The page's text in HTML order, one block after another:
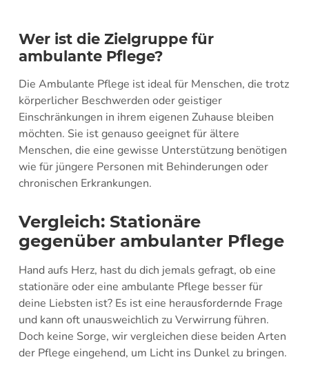
Wer ist die Zielgruppe für
ambulante Pflege?
Die Ambulante Pflege ist ideal für Menschen, die trotz
körperlicher Beschwerden oder geistiger
Einschränkungen in ihrem eigenen Zuhause bleiben
möchten. Sie ist genauso geeignet für ältere
Menschen, die eine gewisse Unterstützung benötigen
wie für jüngere Personen mit Behinderungen oder
chronischen Erkrankungen.
Vergleich: Stationäre
gegenüber ambulanter Pflege
Hand aufs Herz, hast du dich jemals gefragt, ob eine
stationäre oder eine ambulante Pflege besser für
deine Liebsten ist? Es ist eine herausfordernde Frage
und kann oft unausweichlich zu Verwirrung führen.
Doch keine Sorge, wir vergleichen diese beiden Arten
der Pflege eingehend, um Licht ins Dunkel zu bringen.